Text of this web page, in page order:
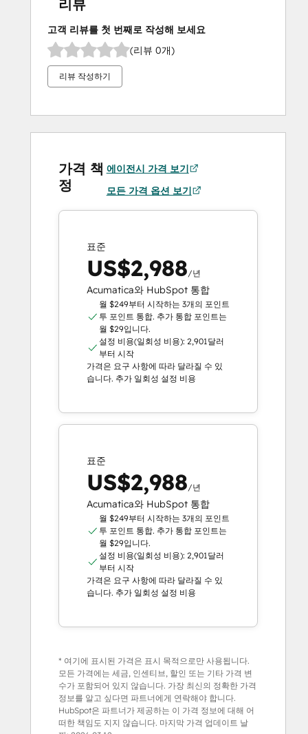
리뷰
고객 리뷰를 첫 번째로 작성해 보세요
(리뷰 0개)
리뷰 작성하기
가격 책
정
에이전시 가격 보기
모든 가격 옵션 보기
표준
US$2,988/년
Acumatica와 HubSpot 통합
월 $249부터 시작하는 3개의 포인트
투 포인트 통합. 추가 통합 포인트는
월 $29입니다.
설정 비용(일회성 비용): 2,901달러
부터 시작
가격은 요구 사항에 따라 달라질 수 있
습니다. 추가 일회성 설정 비용
표준
US$2,988/년
Acumatica와 HubSpot 통합
월 $249부터 시작하는 3개의 포인트
투 포인트 통합. 추가 통합 포인트는
월 $29입니다.
설정 비용(일회성 비용): 2,901달러
부터 시작
가격은 요구 사항에 따라 달라질 수 있
습니다. 추가 일회성 설정 비용
* 여기에 표시된 가격은 표시 목적으로만 사용됩니다.
모든 가격에는 세금, 인센티브, 할인 또는 기타 가격 변
수가 포함되어 있지 않습니다. 가장 최신의 정확한 가격
정보를 알고 싶다면 파트너에게 연락해야 합니다.
HubSpot은 파트너가 제공하는 이 가격 정보에 대해 어
떠한 책임도 지지 않습니다. 마지막 가격 업데이트 날